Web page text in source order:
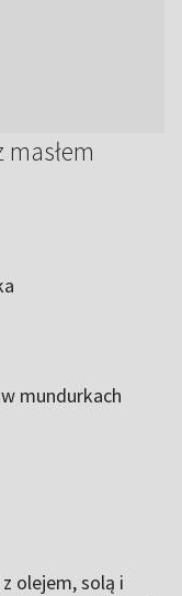
mundurkach
olejem, solą i